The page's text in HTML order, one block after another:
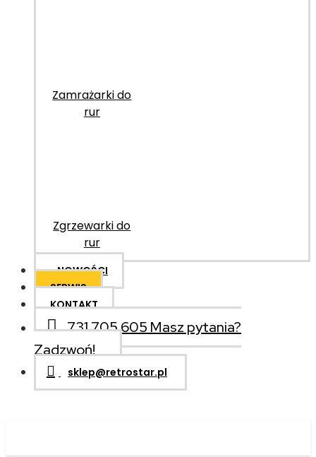
Zamrażarki do
rur
Zgrzewarki do
rur
NOWOŚCI
SERWIS
KONTAKT
731 705 605 Masz pytania?
Zadzwoń!
sklep@retrostar.pl